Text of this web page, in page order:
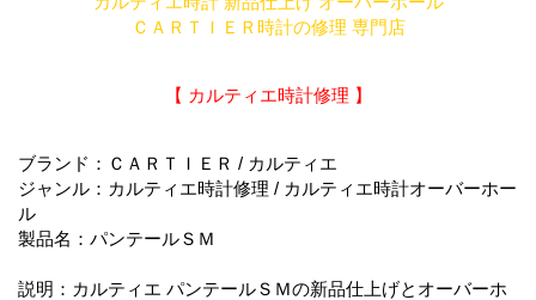
ＣＡＲＴＩＥＲ時計の修理 専門店
【 カルティエ時計修理 】
ブランド：ＣＡＲＴＩＥＲ / カルティエ
ジャンル：カルティエ時計修理 / カルティエ時計オーバーホー
ル
製品名：パンテールＳＭ
説明：カルティエ パンテールＳＭの新品仕上げとオーバーホ